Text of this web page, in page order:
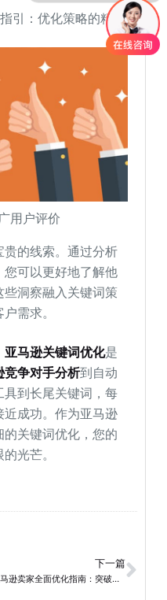
：优化策略的精进
用户评价
的线索。通过分析
可以更好地了解他
洞察融入关键词策
需求。
亚马逊关键词优化是
竞争对手分析到自动
到长尾关键词，每
成功。作为亚马逊
关键词优化，您的
光芒。
下一篇
亚马逊卖家全面优化指南：突破排名与转化难题，实现业绩飞跃，构建强大品牌！